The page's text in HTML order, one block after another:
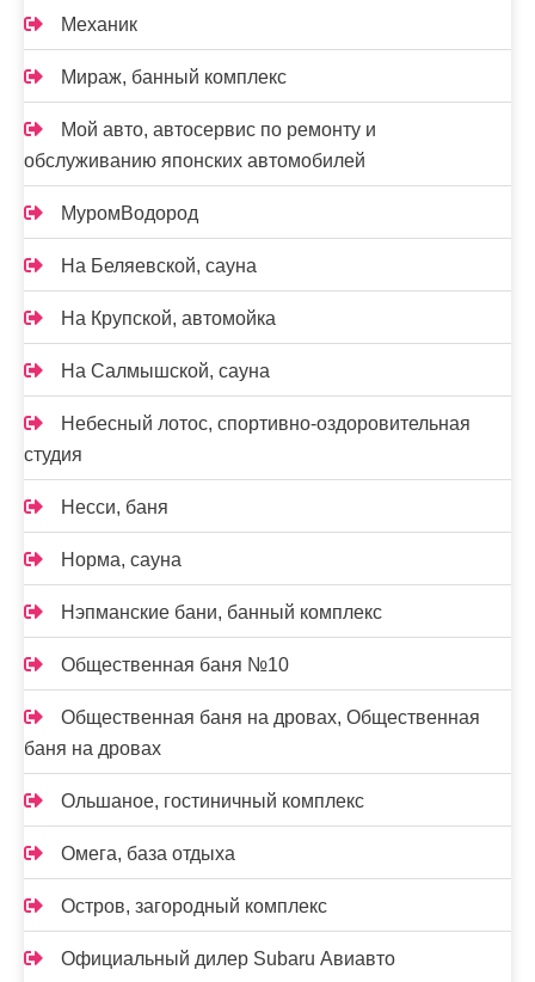
Механик
Мираж, банный комплекс
Мой авто, автосервис по ремонту и
обслуживанию японских автомобилей
МуромВодород
На Беляевской, сауна
На Крупской, автомойка
На Салмышской, сауна
Небесный лотос, спортивно-оздоровительная
студия
Несси, баня
Норма, сауна
Нэпманские бани, банный комплекс
Общественная баня №10
Общественная баня на дровах, Общественная
баня на дровах
Ольшаное, гостиничный комплекс
Омега, база отдыха
Остров, загородный комплекс
Официальный дилер Subaru Авиавто